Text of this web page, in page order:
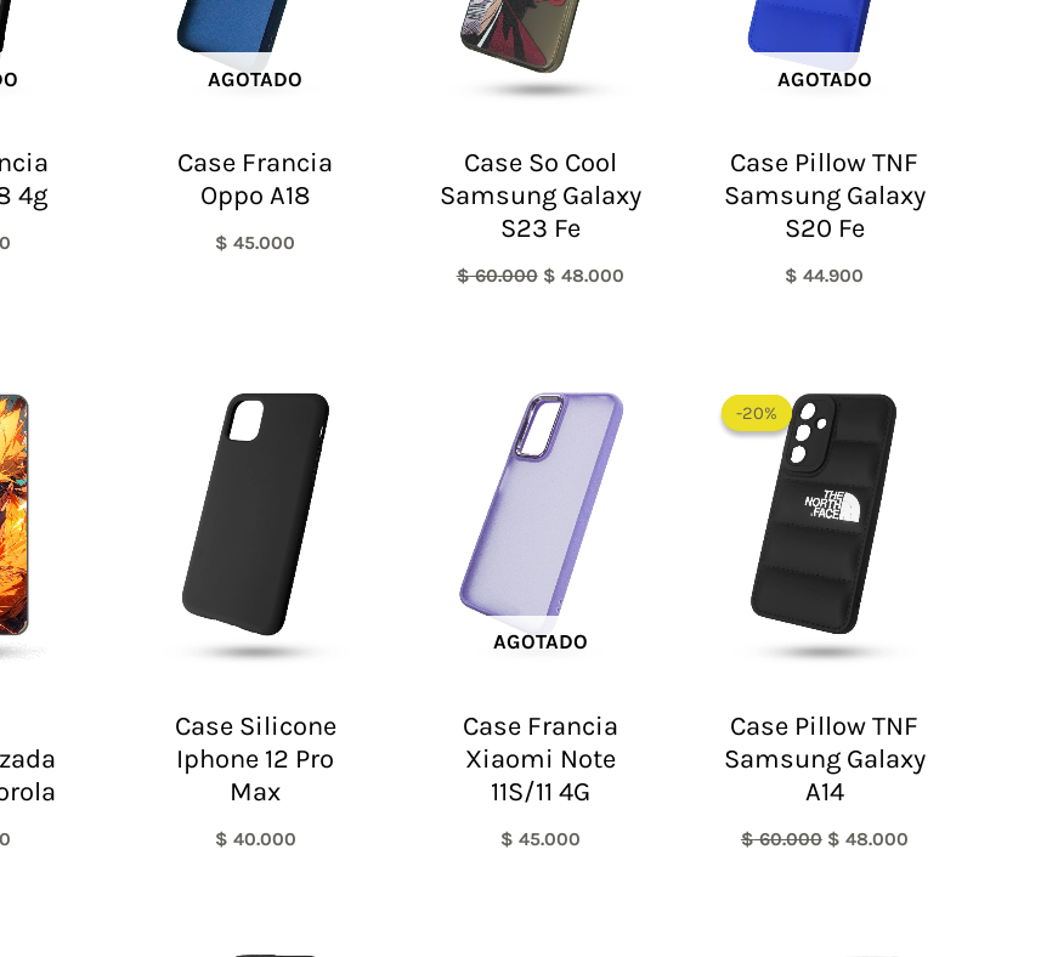
4g
AGOTADO
Case Francia
Oppo A18
$ 45.000
Case So Cool
Samsung Galaxy
S23 Fe
$60.000 $ 48.000
AGOTADO
Case Pillow TNF
Samsung Galaxy
S20 Fe
$ 44.900
Case Silicone
Iphone 12 Pro
Max
$ 40.000
AGOTADO
Case Francia
Xiaomi Note
11S/11 4G
$ 45.000
-20%
-20%
Case Pillow TNF
Samsung Galaxy
A14
$60.000
precio
original
era:
$ 60.000.
$ 48.000